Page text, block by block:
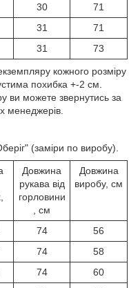
30
71
31
71
31 73
кожного розміру
похибка +-2 см.
ви можете звернутись за
менеджерів.
(заміри по виробу).
Довжина
рукава від
горловини
, см
Довжина
виробу, см
74
56
74
58
74
60